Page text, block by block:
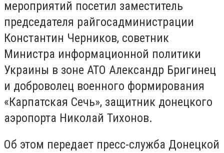
мероприятий посетил заместитель
председателя райгосадминистрации
Константин Черников, советник
Министра информационной политики
Украины в зоне АТО Александр Бригинец
и доброволец военного формирования
«Карпатская Сечь», защитник донецкого
аэропорта Николай Тихонов.
Об этом передает пресс-служба Донецкой